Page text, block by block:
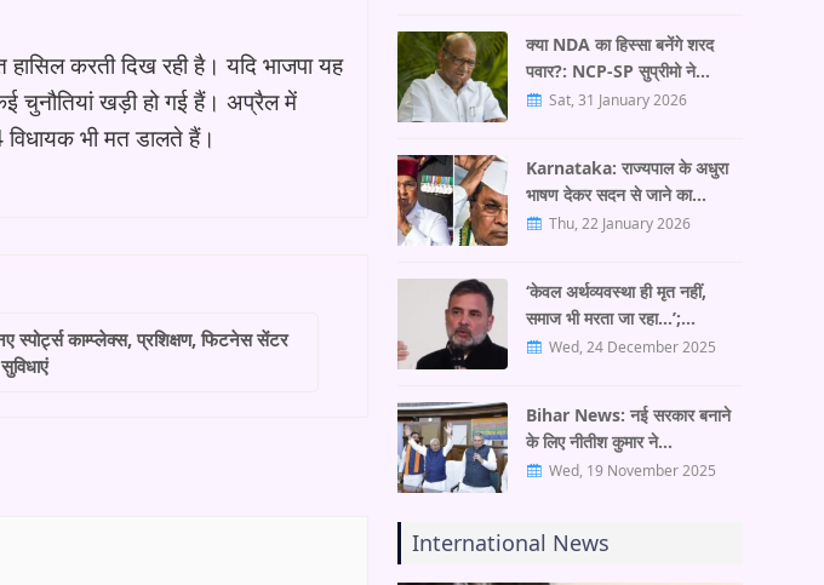
करती दिख रही है। यदि भाजपा यह
चुनौतियां खड़ी हो गई हैं। अप्रैल में
विधायक भी मत डालते हैं।
स्पोर्ट्स काम्प्लेक्स, प्रशिक्षण, फिटनेस सेंटर
क्या NDA का हिस्सा बनेंगे शरद
पवार?: NCP-SP सुप्रीमो ने…
Sat, 31 January 2026
Karnataka: राज्यपाल के अधुरा
भाषण देकर सदन से जाने का…
Thu, 22 January 2026
‘केवल अर्थव्यवस्था ही मृत नहीं,
समाज भी मरता जा रहा…’;…
Wed, 24 December 2025
Bihar News: नई सरकार बनाने
के लिए नीतीश कुमार ने…
Wed, 19 November 2025
International News